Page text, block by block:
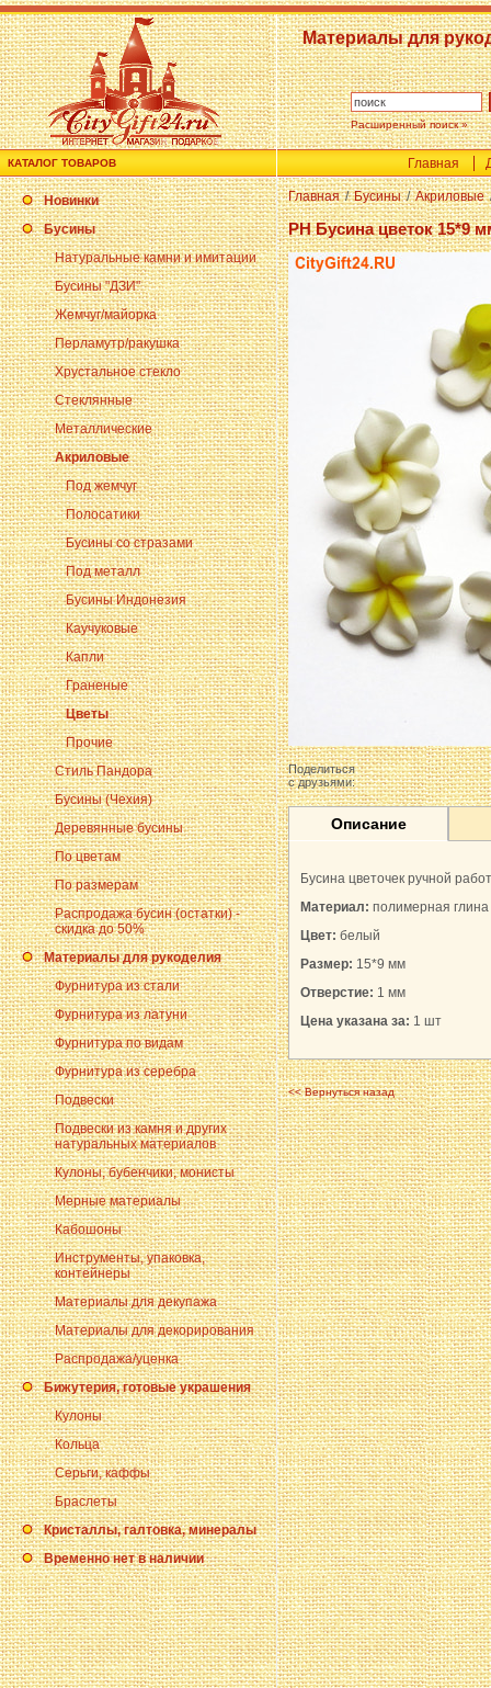
Материалы для
Расширенный поиск »
КАТАЛОГ ТОВАРОВ Главная
Новинки
Бусины
Натуральные камни и имитации
Бусины "ДЗИ"
Жемчуг/майорка
Перламутр/ракушка
Хрустальное стекло
Стеклянные
Металлические
Акриловые
Под жемчуг
Полосатики
Бусины со стразами
Под металл
Бусины Индонезия
Каучуковые
Капли
Граненые
Цветы
Прочие
Стиль Пандора
Бусины (Чехия)
Деревянные бусины
По цветам
По размерам
Распродажа бусин (остатки) -
скидка до 50%
Материалы для рукоделия
Фурнитура из стали
Фурнитура из латуни
Фурнитура по видам
Фурнитура из серебра
Подвески
Подвески из камня и других
натуральных материалов
Кулоны, бубенчики, монисты
Мерные материалы
Кабошоны
Инструменты, упаковка,
контейнеры
Материалы для декупажа
Материалы для декорирования
Распродажа/уценка
Бижутерия, готовые украшения
Кулоны
Кольца
Серьги, каффы
Браслеты
Кристаллы, галтовка, минералы
Временно нет в наличии
Главная / Бусины / Акриловые
PH Бусина цветок 15*9
Поделиться
с друзьями:
Описание
Бусина цветочек ручной
Материал: полимерная глина
Цвет: белый
Размер: 15*9 мм
Отверстие: 1 мм
Цена указана за: 1 шт
<< Вернуться назад